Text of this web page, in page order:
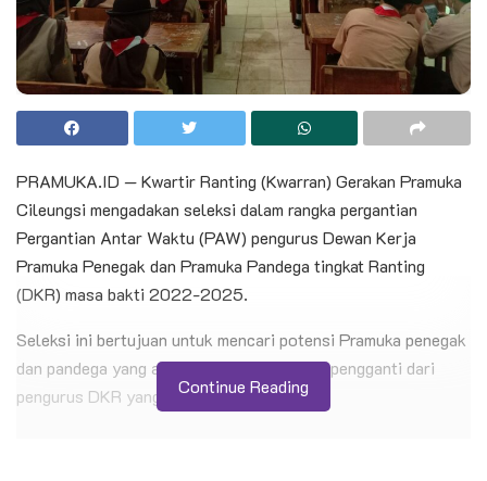
PRAMUKA.ID — Kwartir Ranting (Kwarran) Gerakan Pramuka
Cileungsi mengadakan seleksi dalam rangka pergantian
Pergantian Antar Waktu (PAW) pengurus Dewan Kerja
Pramuka Penegak dan Pramuka Pandega tingkat Ranting
(DKR) masa bakti 2022-2025.
Seleksi ini bertujuan untuk mencari potensi Pramuka penegak
dan pandega yang akan dimasukan sebagai pengganti dari
pengurus DKR yang berhalangan tetap.
Continue Reading